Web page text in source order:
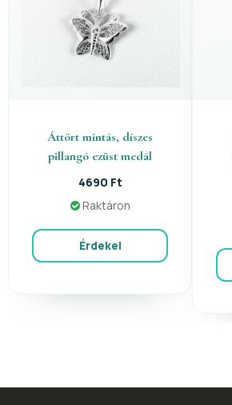
Áttört mintás, díszes
pillangó ezüst medál
4690 Ft
Raktáron
Érdekel